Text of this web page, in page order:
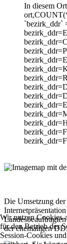
In diesem
`bezirk_ddr`
Die Umsetzung
der ehemaligen
Wir nutzen Cookies
für den Betrieb der
Session-Cookies